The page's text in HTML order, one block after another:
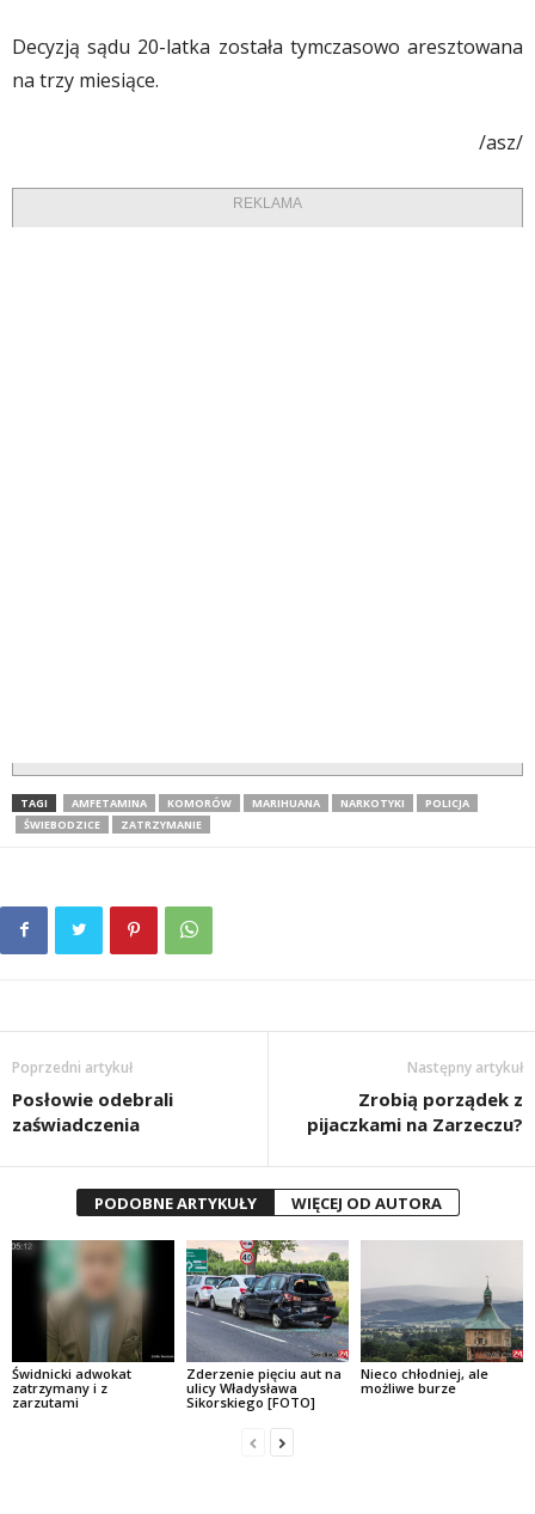
Decyzją sądu 20-latka została tymczasowo aresztowana
na trzy miesiące.
/asz/
REKLAMA
TAGI AMFETAMINA KOMORÓW MARIHUANA NARKOTYKI
POLICJA
ŚWIEBODZICE
ZATRZYMANIE
Poprzedni artykuł
Posłowie odebrali
zaświadczenia
Następny artykuł
Zrobią porządek z
pijaczkami na Zarzeczu?
PODOBNE ARTYKUŁY WIĘCEJ OD AUTORA
Świdnicki adwokat
zatrzymany i z
zarzutami
Zderzenie pięciu aut na
ulicy Władysława
Sikorskiego [FOTO]
Nieco chłodniej, ale
możliwe burze